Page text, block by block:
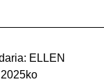
ELLEN